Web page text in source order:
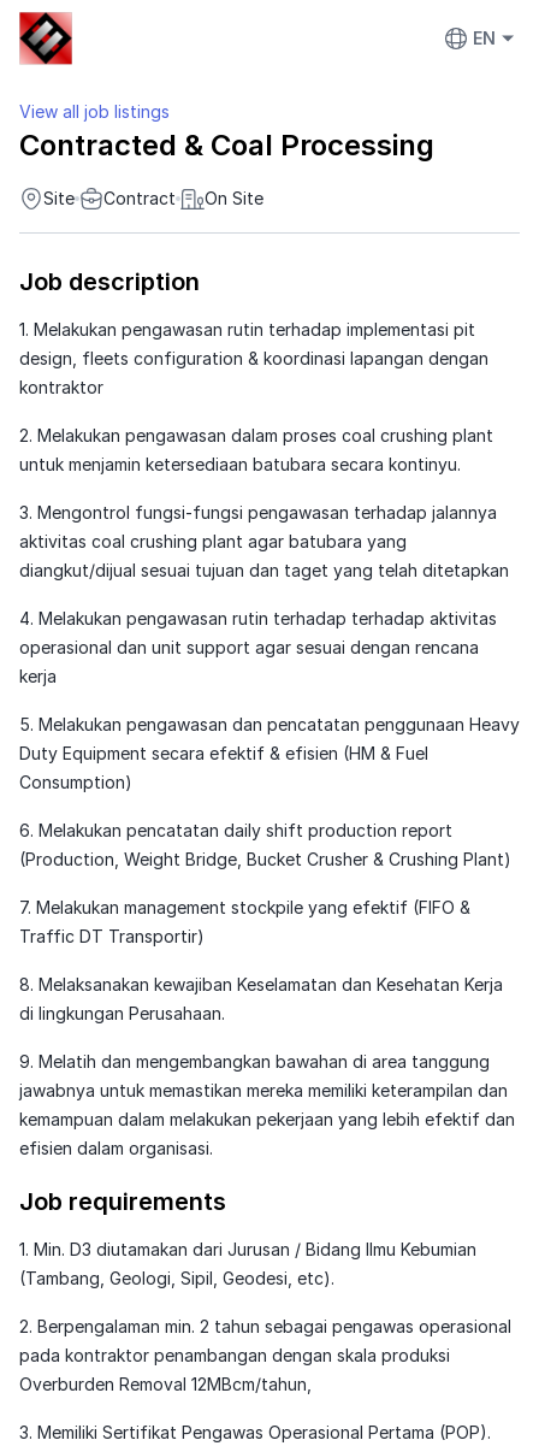
EN
View all job listings
Contracted & Coal Processing
Site Contract On Site
Job description
1. Melakukan pengawasan rutin terhadap implementasi pit
design, fleets configuration & koordinasi lapangan dengan
kontraktor
2. Melakukan pengawasan dalam proses coal crushing plant
untuk menjamin ketersediaan batubara secara kontinyu.
3. Mengontrol fungsi-fungsi pengawasan terhadap jalannya
aktivitas coal crushing plant agar batubara yang
diangkut/dijual sesuai tujuan dan taget yang telah ditetapkan
4. Melakukan pengawasan rutin terhadap terhadap aktivitas
operasional dan unit support agar sesuai dengan rencana
kerja
5. Melakukan pengawasan dan pencatatan penggunaan Heavy
Duty Equipment secara efektif & efisien (HM & Fuel
Consumption)
6. Melakukan pencatatan daily shift production report
(Production, Weight Bridge, Bucket Crusher & Crushing Plant)
7. Melakukan management stockpile yang efektif (FIFO &
Traffic DT Transportir)
8. Melaksanakan kewajiban Keselamatan dan Kesehatan Kerja
di lingkungan Perusahaan.
9. Melatih dan mengembangkan bawahan di area tanggung
jawabnya untuk memastikan mereka memiliki keterampilan dan
kemampuan dalam melakukan pekerjaan yang lebih efektif dan
efisien dalam organisasi.
Job requirements
1. Min. D3 diutamakan dari Jurusan / Bidang Ilmu Kebumian
(Tambang, Geologi, Sipil, Geodesi, etc).
2. Berpengalaman min. 2 tahun sebagai pengawas operasional
pada kontraktor penambangan dengan skala produksi
Overburden Removal 12MBcm/tahun,
3. Memiliki Sertifikat Pengawas Operasional Pertama (POP).